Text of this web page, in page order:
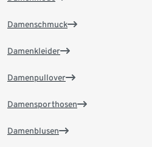
Damenschmuck
Damenkleider
Damenpullover
Damensporthosen
Damenblusen